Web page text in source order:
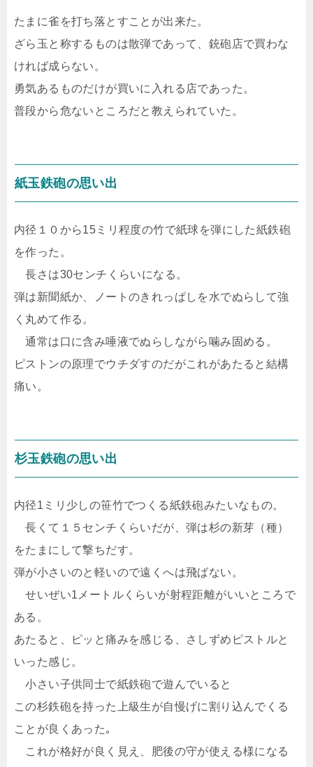
たまに雀を打ち落とすことが出来た。
ざら玉と称するものは散弾であって、銃砲店で買わな
ければ成らない。
勇気あるものだけが買いに入れる店であった。
普段から危ないところだと教えられていた。
紙玉鉄砲の思い出
内径１０から15ミリ程度の竹で紙球を弾にした紙鉄砲
を作った。
長さは30センチくらいになる。
弾は新聞紙か、ノートのきれっぱしを水でぬらして強
く丸めて作る。
通常は口に含み唾液でぬらしながら噛み固める。
ピストンの原理でウチダすのだがこれがあたると結構
痛い。
杉玉鉄砲の思い出
内径1ミリ少しの笹竹でつくる紙鉄砲みたいなもの。
長くて１５センチくらいだが、弾は杉の新芽（種）
をたまにして撃ちだす。
弾が小さいのと軽いので遠くへは飛ばない。
せいぜい1メートルくらいが射程距離がいいところで
ある。
あたると、ピッと痛みを感じる、さしずめピストルと
いった感じ。
小さい子供同士で紙鉄砲で遊んでいると
この杉鉄砲を持った上級生が自慢げに割り込んでくる
ことが良くあった｡
これが格好が良く見え、肥後の守が使える様になる